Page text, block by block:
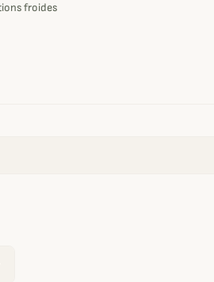
froides
et outdoor